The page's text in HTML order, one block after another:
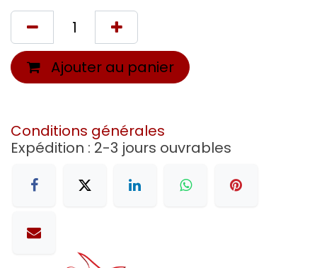
Ajouter au panier
Conditions générales
Expédition : 2-3 jours ouvrables